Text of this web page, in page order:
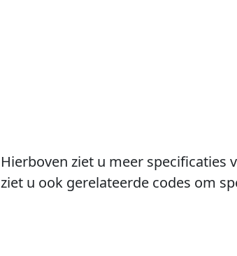
Hierboven ziet u meer specificaties
ziet u ook gerelateerde codes om